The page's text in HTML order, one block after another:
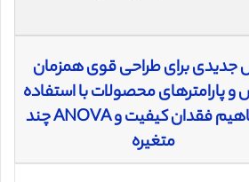
جدیدی برای طراحی قوی همزمان
و پارامترهای محصولات با استفاده
از مفاهیم فقدان کیفیت و ANOVA چند
متغیره